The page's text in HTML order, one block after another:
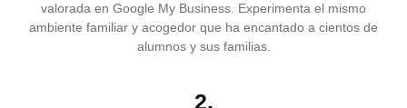
valorada en Google My Business. Experimenta el mismo
ambiente familiar y acogedor que ha encantado a cientos de
alumnos y sus familias.
2.